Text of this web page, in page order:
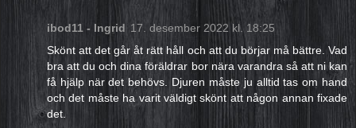
ibod11 - Ingrid 17. desember 2022 kl. 18:25
Skönt att det går åt rätt håll och att du börjar må bättre. Vad
bra att du och dina föräldrar bor nära varandra så att ni kan
få hjälp när det behövs. Djuren måste ju alltid tas om hand
och det måste ha varit väldigt skönt att någon annan fixade
det.